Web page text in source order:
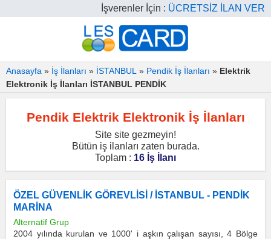
İşverenler İçin : ÜCRETSİZ İLAN VER
Anasayfa » İş İlanları » İSTANBUL » Pendik İş İlanları » Elektrik
Elektronik İş İlanları İSTANBUL PENDİK
Pendik Elektrik Elektronik İş İlanları
Site site gezmeyin!
Bütün iş ilanları zaten burada.
Toplam : 16 İş İlanı
ÖZEL GÜVENLİK GÖREVLİSİ / İSTANBUL - PENDİK
MARİNA
Alternatif Grup
2004 yılında kurulan ve 1000' i aşkın çalışan sayısı, 4 Bölge